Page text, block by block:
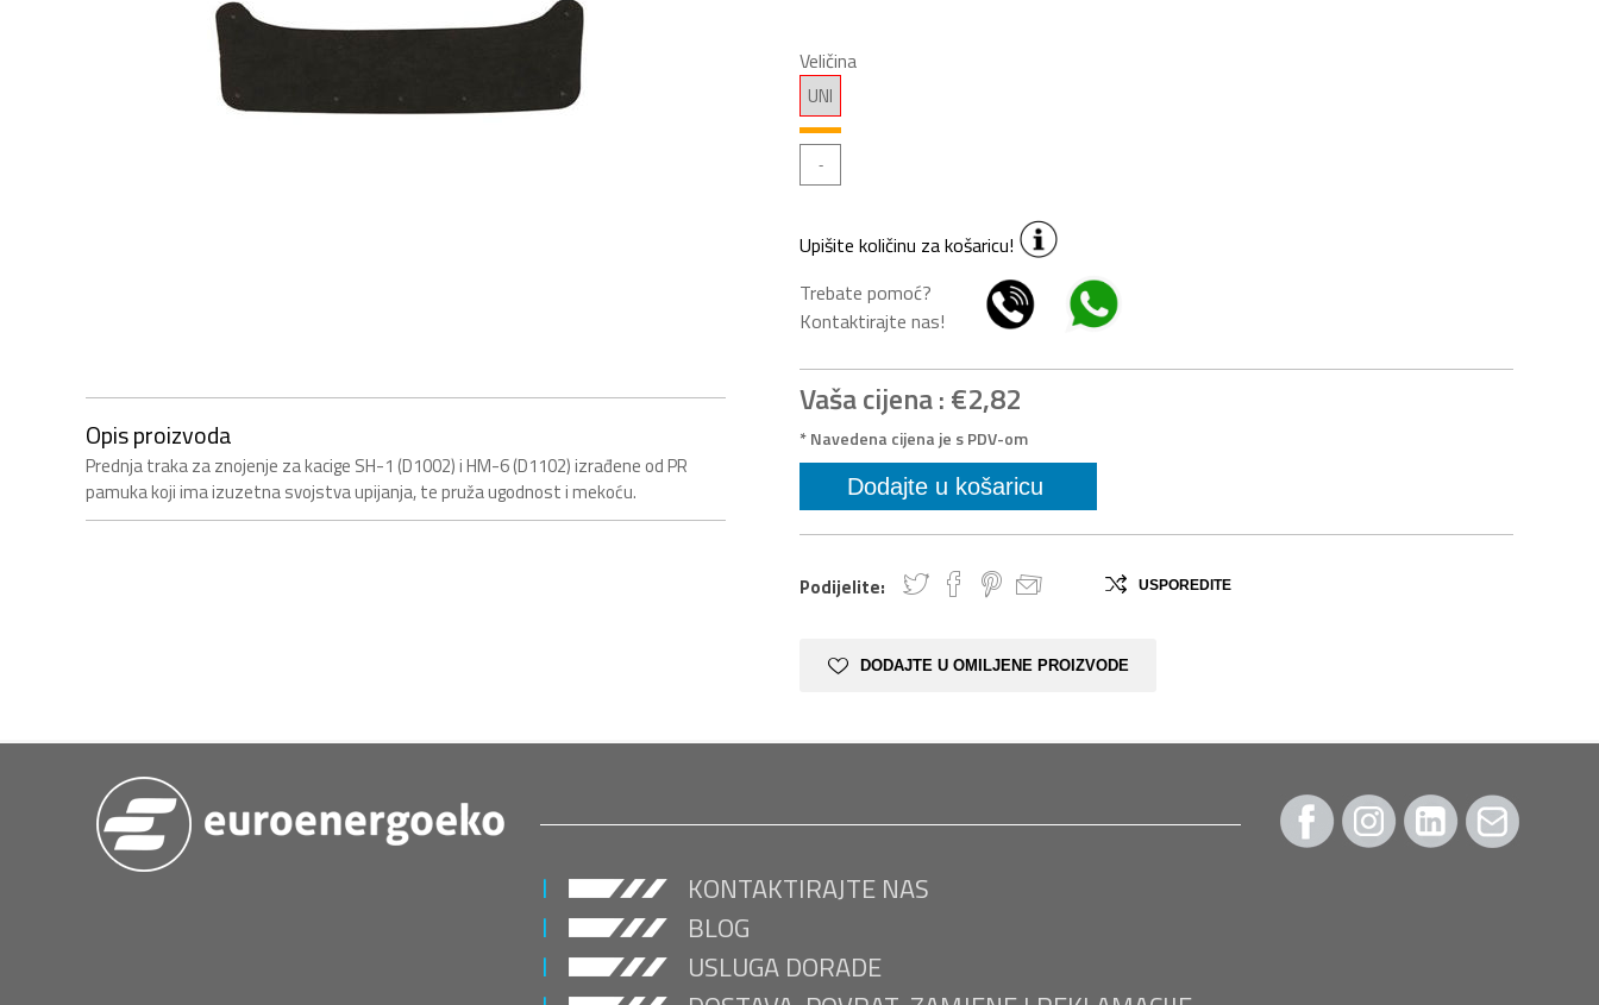
Opis proizvoda
Prednja traka za znojenje za kacige SH-1 (D1002) i HM-6 (D1102) izrađene od PR
pamuka koji ima izuzetna svojstva upijanja, te pruža ugodnost i mekoću.
Veličina
UNI
Upišite količinu za košaricu!
Trebate pomoć?
Kontaktirajte nas!
Vaša cijena :€2,82
* Navedena cijena je s PDV-om
Podijelite: USPOREDITE
DODAJTE U OMILJENE PROIZVODE
KONTAKTIRAJTE NAS
BLOG
USLUGA DORADE